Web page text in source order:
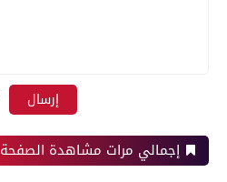
إجمالي مرات مشاهدة الصفحة